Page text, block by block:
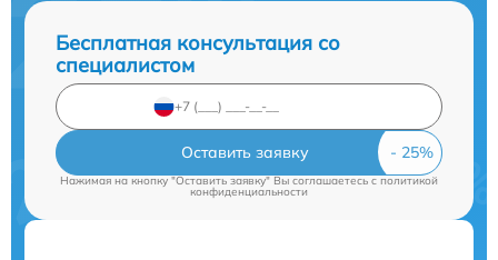
Бесплатная консультация со
специалистом
Оставить заявку
Нажимая на кнопку "Оставить заявку" Вы соглашаетесь cполитикой
конфиденциальности